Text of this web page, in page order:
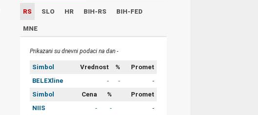
RS SLO HR BIH-RS BIH-FED
MNE
Prikazani su dnevni podaci na dan -
Simbol Vrednost %
Promet
BELEXline
- -
-
Simbol
Cena %
Promet
NIIS
- -
-